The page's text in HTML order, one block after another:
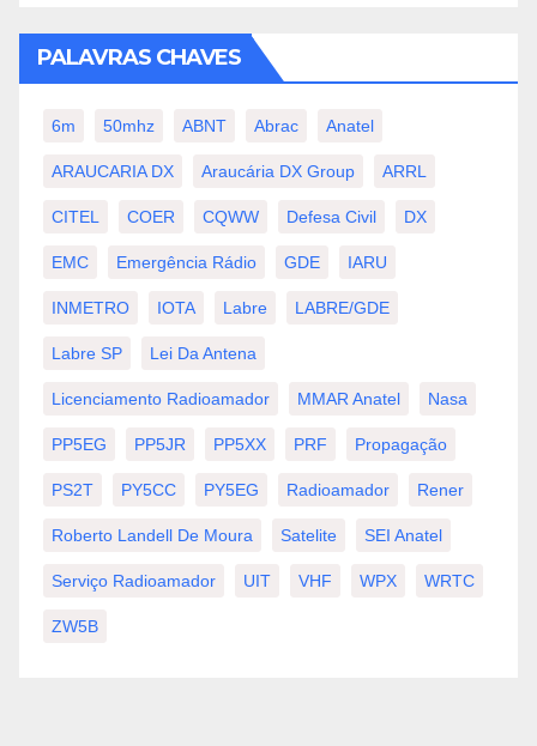
PALAVRAS CHAVES
6m 50mhz ABNT Abrac Anatel
ARAUCARIA DX Araucária DX Group ARRL
CITEL COER CQWW Defesa Civil DX
EMC Emergência Rádio GDE IARU
INMETRO IOTA Labre LABRE/GDE
Labre SP Lei Da Antena
Licenciamento Radioamador MMAR Anatel Nasa
PP5EG PP5JR PP5XX PRF Propagação
PS2T PY5CC PY5EG Radioamador Rener
Roberto Landell De Moura Satelite SEI Anatel
Serviço Radioamador UIT VHF WPX WRTC
ZW5B